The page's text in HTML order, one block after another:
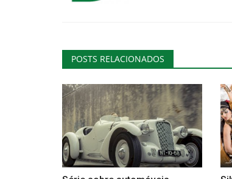
POSTS RELACIONADOS
Concerto da Orquestra
D’Aquém Mar em Lagoa
Revista Descla Out 6, 2023